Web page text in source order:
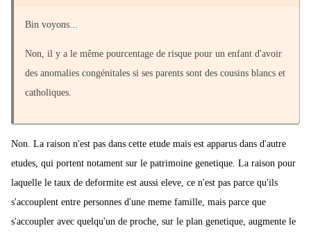
Bin voyons...
Non, il y a le même pourcentage de risque pour un enfant d'avoir
des anomalies congénitales si ses parents sont des cousins blancs et
catholiques.
Non. La raison n'est pas dans cette etude mais est apparus dans d'autre
etudes, qui portent notament sur le patrimoine genetique. La raison pour
laquelle le taux de deformite est aussi eleve, ce n'est pas parce qu'ils
s'accouplent entre personnes d'une meme famille, mais parce que
s'accoupler avec quelqu'un de proche, sur le plan genetique, augmente le